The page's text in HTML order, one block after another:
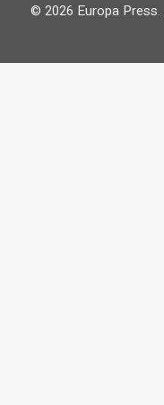
© 2026 Europa Press.